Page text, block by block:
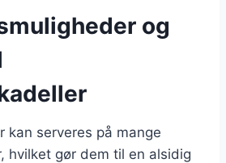
og
kan serveres på mange
hvilket gør dem til en alsidig